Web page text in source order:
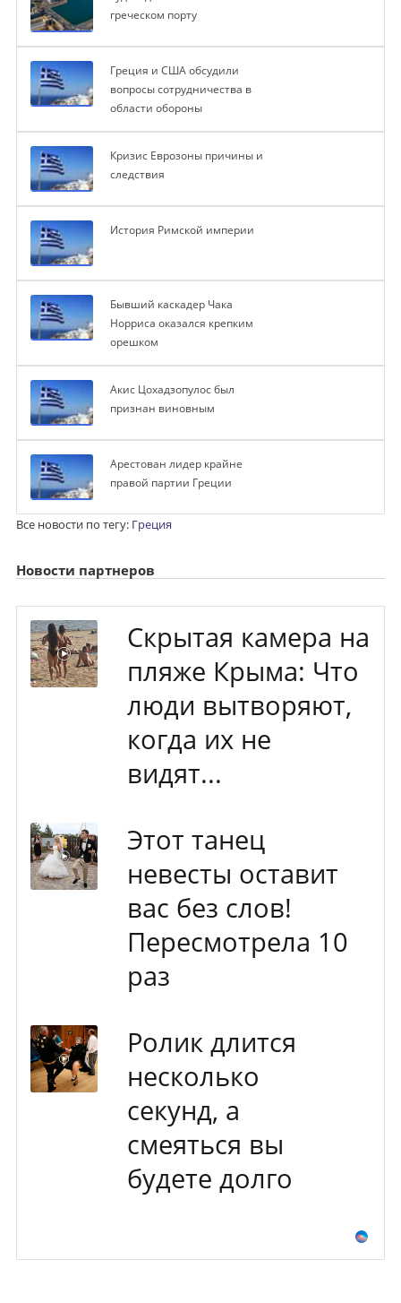
греческом порту
Греция и США обсудили
вопросы сотрудничества в
области обороны
Кризис Еврозоны причины и
следствия
История Римской империи
Бывший каскадер Чака
Норриса оказался крепким
орешком
Акис Цохадзопулос был
признан виновным
Арестован лидер крайне
правой партии Греции
Все новости по тегу: Греция
Новости партнеров
Скрытая камера на
пляже Крыма: Что
люди вытворяют,
когда их не
видят...
Этот танец
невесты оставит
вас без слов!
Пересмотрела 10
раз
Ролик длится
несколько
секунд, а
смеяться вы
будете долго